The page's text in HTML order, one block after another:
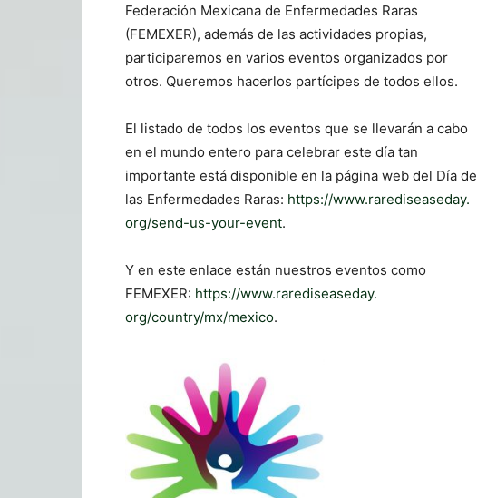
Federación Mexicana de Enfermedades Raras
(FEMEXER), además de las actividades propias,
participaremos en varios eventos organizados por
otros. Queremos hacerlos partícipes de todos ellos.
El listado de todos los eventos que se llevarán a cabo
en el mundo entero para celebrar este día tan
importante está disponible en la página web del Día de
las Enfermedades Raras: https://www.rarediseaseday.
org/send-us-your-event.
Y en este enlace están nuestros eventos como
FEMEXER: https://www.rarediseaseday.
org/country/mx/mexico.